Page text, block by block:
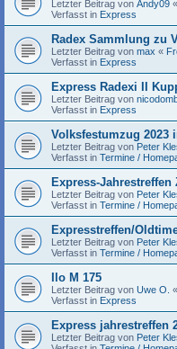
Letzter Beitrag von Andy09 «
Verfasst in Express
Radex Sammlung zu
Letzter Beitrag von max «
Verfasst in Express
Express Radexi II
Letzter Beitrag von
Verfasst in Express
Volksfestumzug 2023
Letzter Beitrag von Peter
Verfasst in Termine /
Express-
Letzter Beitrag von Peter
Verfasst in Termine /
Expresstreffen/
Letzter Beitrag von Peter
Verfasst in Termine /
Ilo M 175
Letzter Beitrag von Uwe O. «
Verfasst in Express
Express jahrestreffen
Letzter Beitrag von Peter